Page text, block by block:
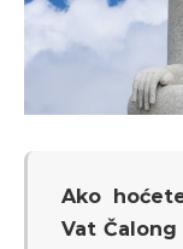
Ako
Vat